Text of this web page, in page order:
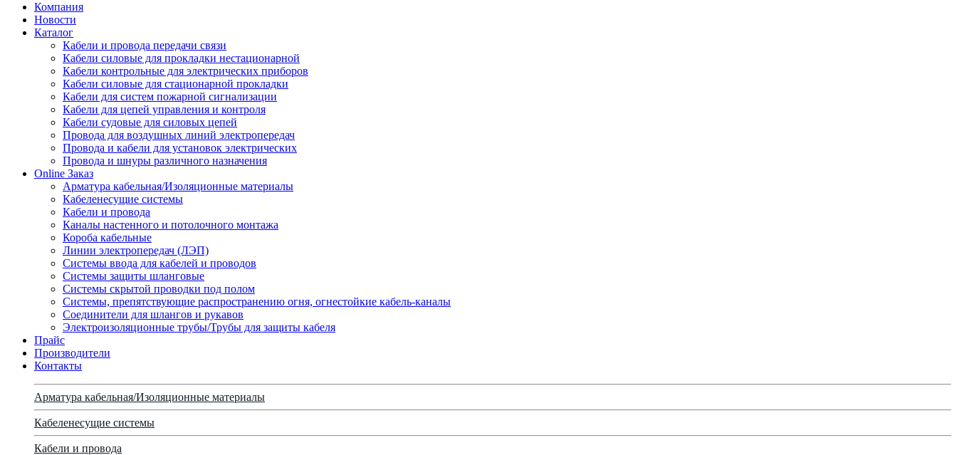
Компания
Новости
Каталог
Кабели и провода передачи связи
Кабели силовые для прокладки нестационарной
Кабели контрольные для электрических приборов
Кабели силовые для стационарной прокладки
Кабели для систем пожарной сигнализации
Кабели для цепей управления и контроля
Кабели судовые для силовых цепей
Провода для воздушных линий электропередач
Провода и кабели для установок электрических
Провода и шнуры различного назначения
Online Заказ
Арматура кабельная/Изоляционные материалы
Кабеленесущие системы
Кабели и провода
Каналы настенного и потолочного монтажа
Короба кабельные
Линии электропередач (ЛЭП)
Системы ввода для кабелей и проводов
Системы защиты шланговые
Системы скрытой проводки под полом
Системы, препятствующие распространению огня, огнестойкие кабель-каналы
Соединители для шлангов и рукавов
Электроизоляционные трубы/Трубы для защиты кабеля
Прайс
Производители
Контакты
Арматура кабельная/Изоляционные материалы
Кабеленесущие системы
Кабели и провода